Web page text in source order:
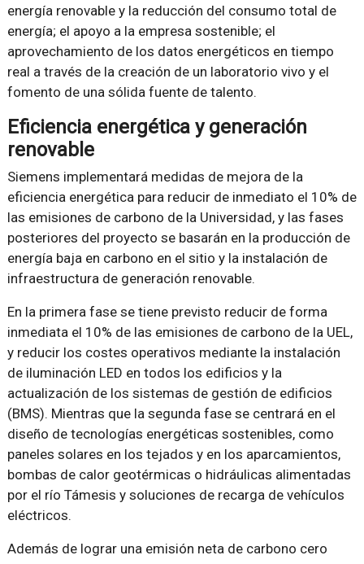
energía renovable y la reducción del consumo total de
energía; el apoyo a la empresa sostenible; el
aprovechamiento de los datos energéticos en tiempo
real a través de la creación de un laboratorio vivo y el
fomento de una sólida fuente de talento.
Eficiencia energética y generación
renovable
Siemens implementará medidas de mejora de la
eficiencia energética para reducir de inmediato el 10% de
las emisiones de carbono de la Universidad, y las fases
posteriores del proyecto se basarán en la producción de
energía baja en carbono en el sitio y la instalación de
infraestructura de generación renovable.
En la primera fase se tiene previsto reducir de forma
inmediata el 10% de las emisiones de carbono de la UEL,
y reducir los costes operativos mediante la instalación
de iluminación LED en todos los edificios y la
actualización de los sistemas de gestión de edificios
(BMS). Mientras que la segunda fase se centrará en el
diseño de tecnologías energéticas sostenibles, como
paneles solares en los tejados y en los aparcamientos,
bombas de calor geotérmicas o hidráulicas alimentadas
por el río Támesis y soluciones de recarga de vehículos
eléctricos.
Además de lograr una emisión neta de carbono cero